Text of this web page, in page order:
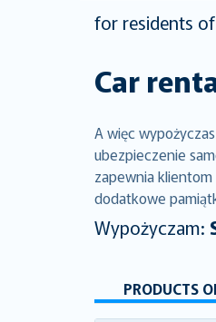
for residents of
Car
A więc
ubezpieczenie
zapewnia
dodatkowe
Wypożyczam:
PRODUCTS